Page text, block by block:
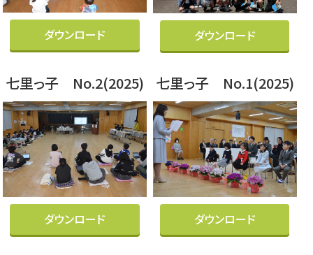
ダウンロード ダウンロード
七里っ子 No.2(2025)
ダウンロード
七里っ子 No.1(2025)
ダウンロード